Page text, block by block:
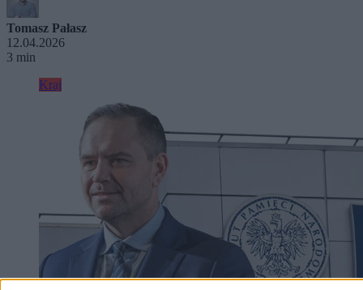
Tomasz Pałasz
12.04.2026
3 min
Kraj